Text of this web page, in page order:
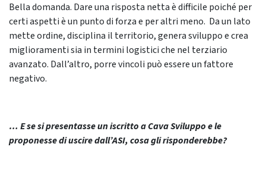
Bella domanda. Dare una risposta netta è difficile poiché per
certi aspetti è un punto di forza e per altri meno. Da un lato
mette ordine, disciplina il territorio, genera sviluppo e crea
miglioramenti sia in termini logistici che nel terziario
avanzato. Dall’altro, porre vincoli può essere un fattore
negativo.
… E se si presentasse un iscritto a Cava Sviluppo e le
proponesse di uscire dall’ASI, cosa gli risponderebbe?